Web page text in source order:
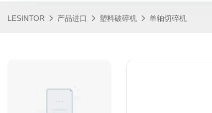
LESINTOR 产品进口 塑料破碎机 单轴切碎机